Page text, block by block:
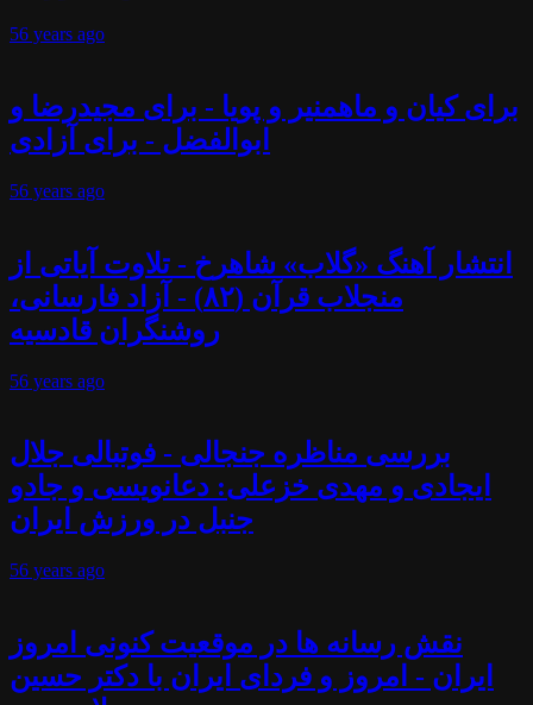
56 years ago
برای کیان و ماهمنیر و پویا - برای مجیدرضا و
ابوالفضل - برای آزادی
56 years ago
انتشار آهنگ «گلاب» شاهرخ - تلاوت آیاتی از
منجلاب قرآن (۸۲) - آزاد فارسانی،
روشنگران قادسیه
56 years ago
بررسی مناظره جنجالی - فوتبالی جلال
ایجادی و مهدی خزعلی: دعانویسی و جادو
جنبل در ورزش ایران
56 years ago
نقش رسانه ها در موقعیت کنونی امروز
ایران - امروز و فردای ایران با دکتر حسین